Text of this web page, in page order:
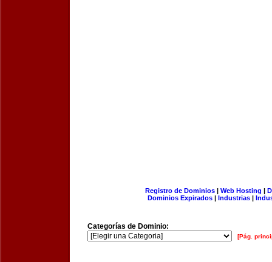
Registro de Dominios| Web Hosting |
Dominios Expirados | Industrias |
Categorías de Dominio:
[Pág.